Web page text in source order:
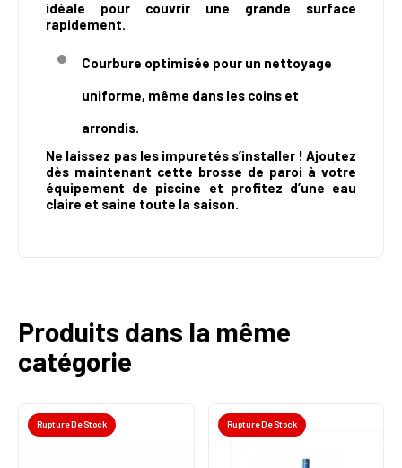
idéale pour couvrir une grande surface
rapidement.
Courbure optimisée pour un nettoyage
uniforme, même dans les coins et
arrondis.
Ne laissez pas les impuretés s’installer ! Ajoutez
dès maintenant cette brosse de paroi à votre
équipement de piscine et profitez d’une eau
claire et saine toute la saison.
Produits dans la même
catégorie
Rupture De Stock Rupture De Stock